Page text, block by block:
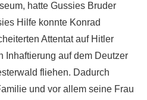
hatte Gussies Bruder
Hilfe konnte Konrad
Attentat auf Hitler
Inhaftierung auf dem Deutzer
fliehen. Dadurch
und vor allem seine Frau